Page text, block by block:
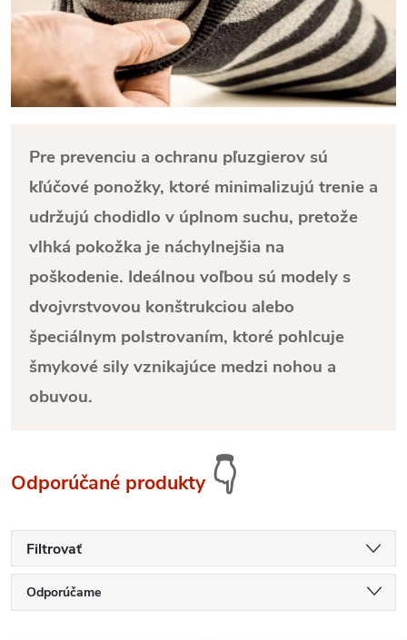
Pre prevenciu a ochranu pľuzgierov sú
kľúčové ponožky, ktoré minimalizujú trenie a
udržujú chodidlo v úplnom suchu, pretože
vlhká pokožka je náchylnejšia na
poškodenie. Ideálnou voľbou sú modely s
dvojvrstvovou konštrukciou alebo
špeciálnym polstrovaním, ktoré pohlcuje
šmykové sily vznikajúce medzi nohou a
obuvou.
Odporúčané produkty 👇
Filtrovať
R
Odporúčame